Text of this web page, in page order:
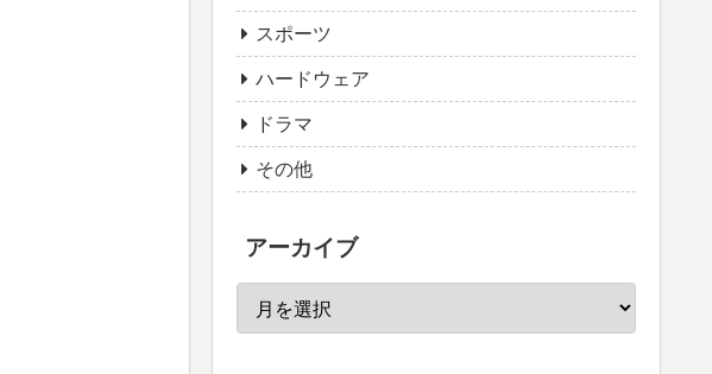
スポーツ
ハードウェア
ドラマ
その他
アーカイブ